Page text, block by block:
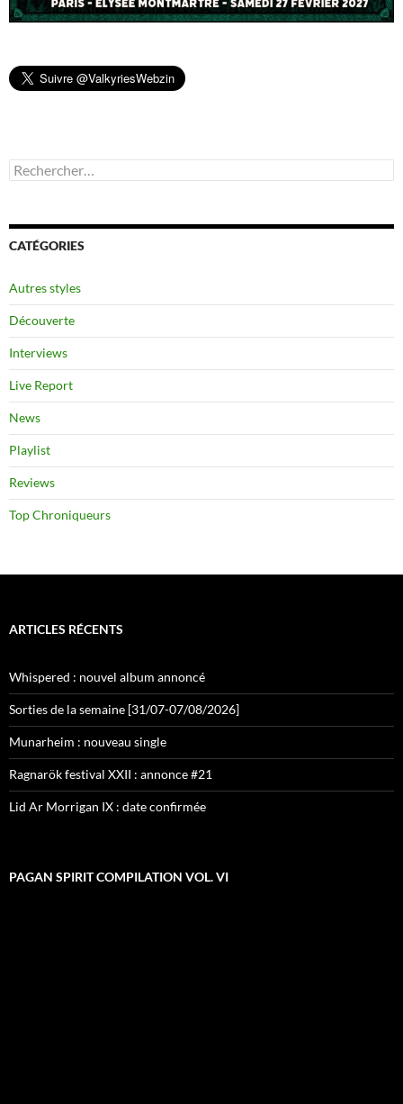
Rechercher :
CATÉGORIES
Autres styles
Découverte
Interviews
Live Report
News
Playlist
Reviews
Top Chroniqueurs
ARTICLES RÉCENTS
Whispered : nouvel album annoncé
Sorties de la semaine [31/07-07/08/2026]
Munarheim : nouveau single
Ragnarök festival XXII : annonce #21
Lid Ar Morrigan IX : date confirmée
PAGAN SPIRIT COMPILATION VOL. VI